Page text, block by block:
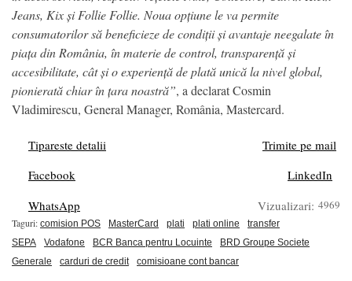
Jeans, Kix și Follie Follie. Noua opțiune le va permite
consumatorilor să beneficieze de condiții și avantaje neegalate în
piața din România, în materie de control, transparență și
accesibilitate, cât și o experiență de plată unică la nivel global,
pionierată chiar în țara noastră”, a declarat Cosmin
Vladimirescu, General Manager, România, Mastercard.
Tipareste detalii
Trimite pe mail
Facebook
LinkedIn
WhatsApp
Vizualizari: 4969
Taguri: comision POS MasterCard plati plati online
transfer
SEPA
Vodafone BCR Banca pentru Locuinte
BRD Groupe Societe
Generale
carduri de credit comisioane cont bancar